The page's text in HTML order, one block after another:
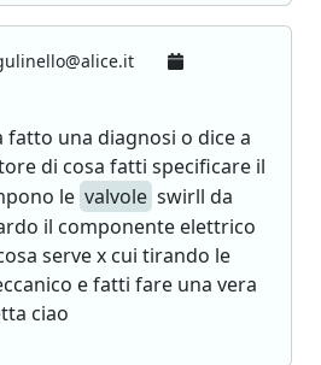
fatto una diagnosi o dice a
di cosa fatti specificare il
le valvole swirll da
il componente elettrico
serve x cui tirando le
e fatti fare una vera
ciao